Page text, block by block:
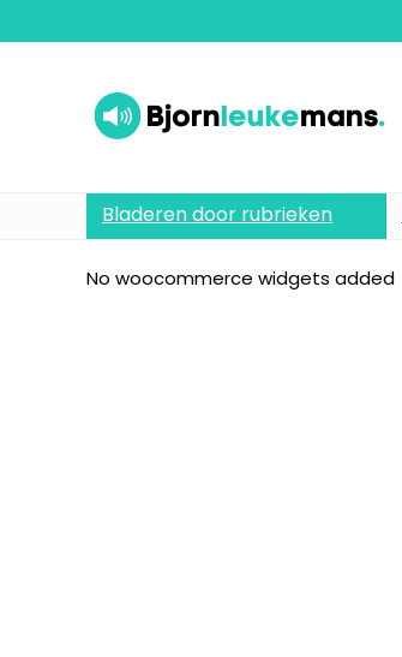
Bladeren door rubrieken
No woocommerce widgets added